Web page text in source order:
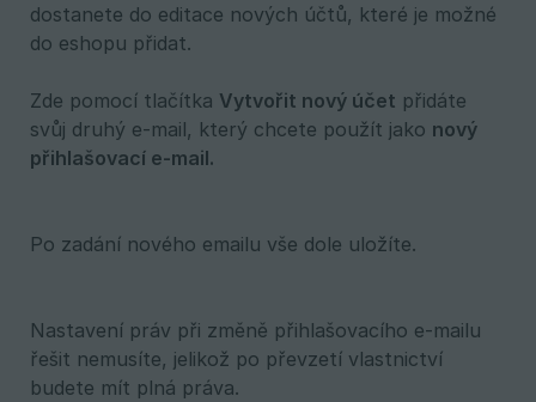
dostanete do editace nových účtů, které je možné
do eshopu přidat.
Zde pomocí tlačítka Vytvořit nový účet přidáte
svůj druhý e-mail, který chcete použít jako nový
přihlašovací e-mail.
Po zadání nového emailu vše dole uložíte.
Nastavení práv při změně přihlašovacího e-mailu
řešit nemusíte, jelikož po převzetí vlastnictví
budete mít plná práva.